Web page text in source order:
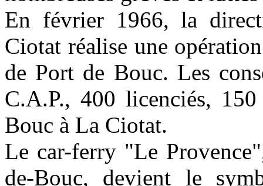
En février 1966, la
Ciotat réalise une
de Port de Bouc. Les
C.A.P., 400 licenciés,
Bouc à La Ciotat.
Le car-ferry "Le
de-Bouc, devient le